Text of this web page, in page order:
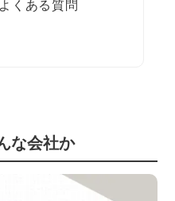
くある質問
な会社か